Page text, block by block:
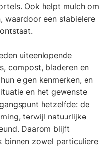
Ook helpt mulch om
waardoor een stabielere
uiteenlopende
compost, bladeren en
eigen kenmerken, en
en het gewenste
hetzelfde: de
terwijl natuurlijke
Daarom blijft
binnen zowel particuliere